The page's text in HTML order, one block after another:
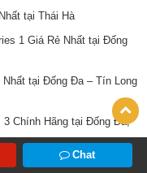
tại Thái Hà
1 Giá Rẻ Nhất tại Đống
tại Đống Đa – Tín Long
Chính Hãng tại Đống Đa,
4 Rẻ Nhất tại Đống Đa
Chat